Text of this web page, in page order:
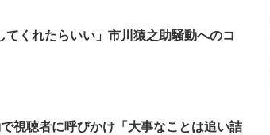
てくれたらいい」市川猿之助騒動へのコ
視聴者に呼びかけ「大事なことは追い詰